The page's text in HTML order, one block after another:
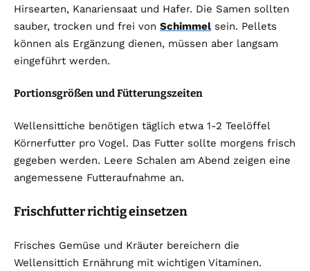
Hirsearten, Kanariensaat und Hafer. Die Samen sollten
sauber, trocken und frei von Schimmel sein. Pellets
können als Ergänzung dienen, müssen aber langsam
eingeführt werden.
Portionsgrößen und Fütterungszeiten
Wellensittiche benötigen täglich etwa 1-2 Teelöffel
Körnerfutter pro Vogel. Das Futter sollte morgens frisch
gegeben werden. Leere Schalen am Abend zeigen eine
angemessene Futteraufnahme an.
Frischfutter richtig einsetzen
Frisches Gemüse und Kräuter bereichern die
Wellensittich Ernährung mit wichtigen Vitaminen.